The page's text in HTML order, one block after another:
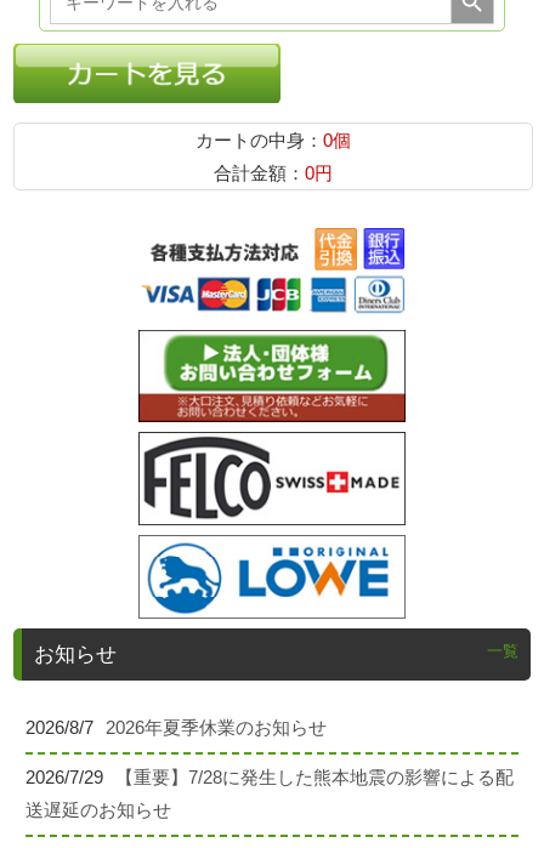
for:
カートの中身： 0個
合計金額： 0円
お知らせ 一覧
2026/8/7 2026年夏季休業のお知らせ
2026/7/29
【重要】7/28に発生した熊本地震の影響による配
送遅延のお知らせ